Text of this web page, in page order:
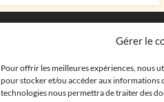
Gérer le
Pour offrir les meilleures expériences, nous
pour stocker et/ou accéder aux informations
technologies nous permettra de traiter des